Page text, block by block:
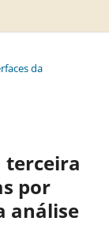
da
terceira
por
análise